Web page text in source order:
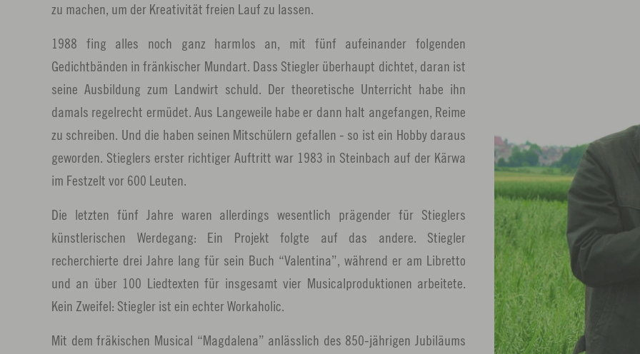
zu machen, um der Kreativität freien Lauf zu lassen.
1988 fing alles noch ganz harmlos an, mit fünf aufeinander folgenden
Gedichtbänden in fränkischer Mundart. Dass Stiegler überhaupt dichtet, daran ist
seine Ausbildung zum Landwirt schuld. Der theoretische Unterricht habe ihn
damals regelrecht ermüdet. Aus Langeweile habe er dann halt angefangen, Reime
zu schreiben. Und die haben seinen Mitschülern gefallen - so ist ein Hobby daraus
geworden. Stieglers erster richtiger Auftritt war 1983 in Steinbach auf der Kärwa
im Festzelt vor 600 Leuten.
Die letzten fünf Jahre waren allerdings wesentlich prägender für Stieglers
künstlerischen Werdegang: Ein Projekt folgte auf das andere. Stiegler
recherchierte drei Jahre lang für sein Buch “Valentina”, während er am Libretto
und an über 100 Liedtexten für insgesamt vier Musicalproduktionen arbeitete.
Kein Zweifel: Stiegler ist ein echter Workaholic.
Mit dem fräkischen Musical “Magdalena” anlässlich des 850-jährigen Jubiläums